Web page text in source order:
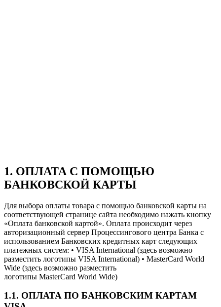
1. ОПЛАТА С ПОМОЩЬЮ
БАНКОВСКОЙ КАРТЫ
Для выбора оплаты товара с помощью банковской карты на
соответствующей странице сайта необходимо нажать кнопку
«Оплата банковской картой». Оплата происходит через
авторизационный сервер Процессингового центра Банка с
использованием Банковских кредитных карт следующих
платежных систем: • VISA International (здесь возможно
разместить логотипы VISA International) • MasterCard World
Wide (здесь возможно разместить
логотипы MasterCard World Wide)
1.1. ОПЛАТА ПО БАНКОВСКИМ КАРТАМ